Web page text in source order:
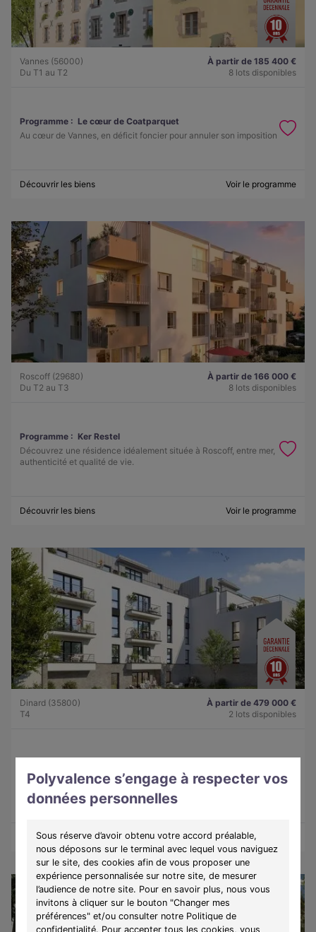
Polyvalence s’engage à respecter vos
données personnelles
Sous réserve d’avoir obtenu votre accord préalable,
nous déposons sur le terminal avec lequel vous naviguez
sur le site, des cookies afin de vous proposer une
expérience personnalisée sur notre site, de mesurer
l’audience de notre site. Pour en savoir plus, nous vous
invitons à cliquer sur le bouton "Changer mes
préférences" et/ou consulter notre Politique de
confidentialité. Pour accepter tous les cookies, vous
Vannes (56000)
Du T1 au T2
À partir de 185 400 €
8 lots disponibles
Programme : Le cœur de Coatparquet
Au cœur de Vannes, en déficit foncier pour annuler son imposition
Découvrir les biens Voir le programme
Roscoff (29680)
Du T2 au T3
À partir de 166 000 €
8 lots disponibles
Programme : Ker Restel
Découvrez une résidence idéalement située à Roscoff, entre mer,
authenticité et qualité de vie.
Découvrir les biens Voir le programme
Dinard (35800)
T4
À partir de 479 000 €
2 lots disponibles
Découvrez une résidence intimiste à Dinard, alliant élégance,
confort et douceur de vivre sur la côte d'Émeraude.
Découvrir les biens Voir le programme